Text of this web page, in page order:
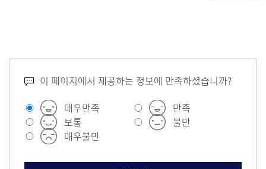
이 페이지에서 제공하는 정보에 만족하셨습니까?
매우만족
만족
보통
불만
매우불만